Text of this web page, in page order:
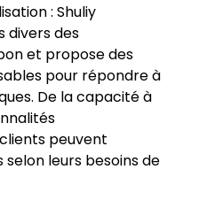
: Shuliy
divers des
et propose des
pour répondre à
De la capacité à
peuvent
leurs besoins de